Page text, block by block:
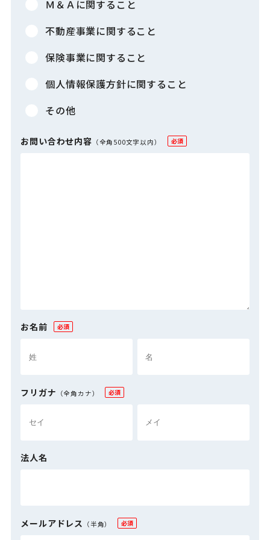
Ｍ＆Ａに関すること
不動産事業に関すること
保険事業に関すること
個人情報保護方針に関すること
その他
お問い合わせ内容 （全角500文字以内） 必須
お名前 必須
フリガナ （全角カナ） 必須
法人名
メールアドレス （半角） 必須